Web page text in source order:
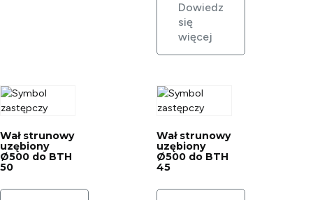
Dowiedz
się
więcej
Wał strunowy
uzębiony
Ø500 do BTH
50
Wał strunowy
uzębiony
Ø500 do BTH
45